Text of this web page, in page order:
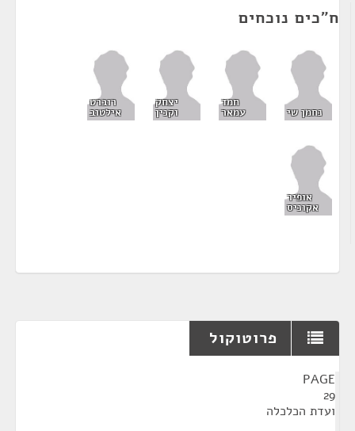
ח"כים נוכחים
נחמן שי
חמד
עמאר
יצחק
וקנין
רוברט
אילטוב
אופיר
אקוניס
פרוטוקול
PAGE
29
ועדת הכלכלה